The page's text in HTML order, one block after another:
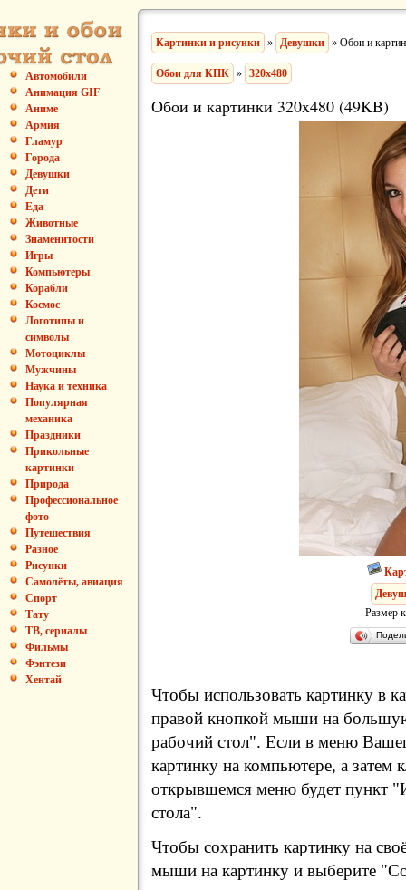
Автомобили
Анимация GIF
Аниме
Армия
Гламур
Города
Девушки
Дети
Еда
Животные
Знаменитости
Игры
Компьютеры
Корабли
Космос
Логотипы и
символы
Мотоциклы
Мужчины
Наука и техника
Популярная
механика
Праздники
Прикольные
картинки
Природа
Профессиональное
фото
Путешествия
Разное
Рисунки
Самолёты, авиация
Спорт
Тату
ТВ, сериалы
Фильмы
Фэнтези
Хентай
Картинки и рисунки » Девушки » Обои и
Обои для КПК » 320x480
Обои и картинки 320x480 (49KB)
Размер
Чтобы использовать картинку в
правой кнопкой мыши на
рабочий стол". Если в меню
картинку на компьютере, а затем
открывшемся меню будет пункт
стола".
Чтобы сохранить картинку на
мыши на картинку и выберите